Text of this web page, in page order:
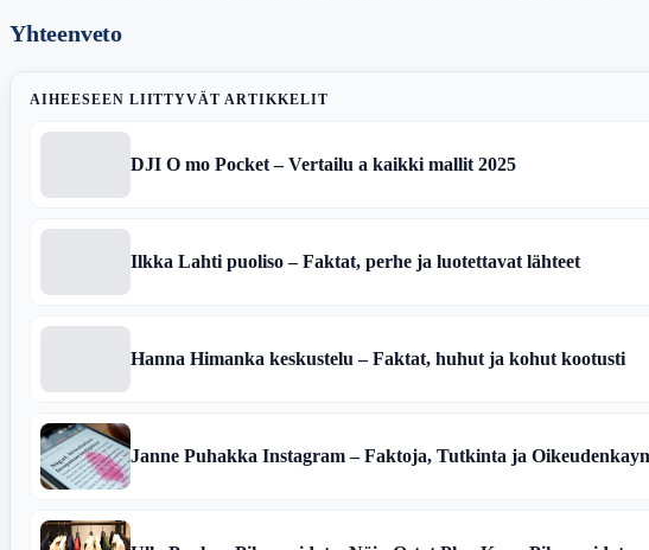
Yhteenveto
AIHEESEEN LIITTYVÄT ARTIKKELIT
DJI O mo Pocket – Vertailu a kaikki mallit 2025
Ilkka Lahti puoliso – Faktat, perhe ja luotettavat lähteet
Hanna Himanka keskustelu – Faktat, huhut ja kohut kootusti
Janne Puhakka Instagram – Faktoja, Tutkinta ja